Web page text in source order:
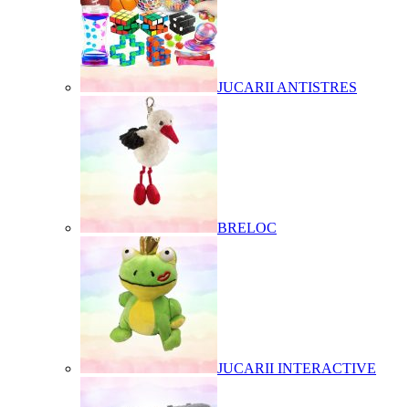
JUCARII ANTISTRES
BRELOC
JUCARII INTERACTIVE